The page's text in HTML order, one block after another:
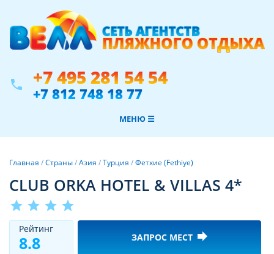
phone +7 495 281 54 54
+7 812 748 18 77
МЕНЮ ☰
Главная /Страны/Азия /Турция /Фетхие (Fethiye)
CLUB ORKA HOTEL & VILLAS 4*
star star star star
Рeйтинг
8.8 ЗАПРОС МЕСТ forward